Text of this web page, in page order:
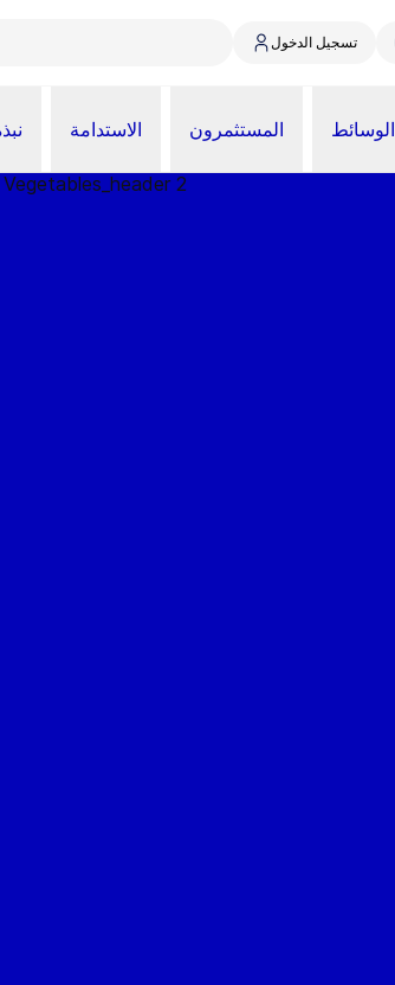
تسجيل الدخول
الاستدامة المستثمرون الوسائط